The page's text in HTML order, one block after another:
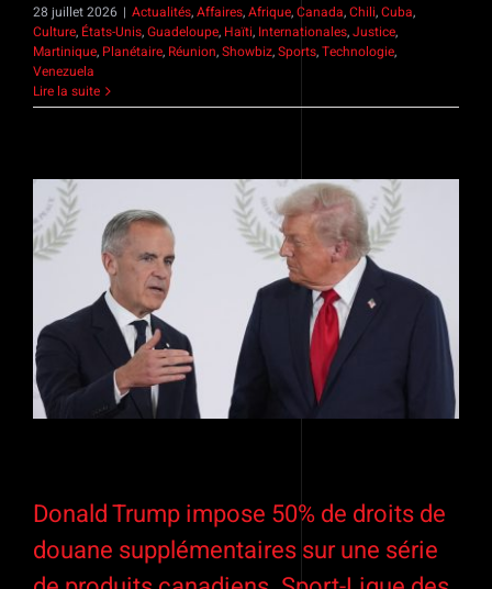
28 juillet 2026 | Actualités,Affaires,Afrique,Canada,Chili,Cuba,
Culture, États-Unis,Guadeloupe, Haïti, Internationales,Justice,
Martinique, Planétaire, Réunion,Showbiz,Sports,Technologie,
Venezuela
Lire la suite
Donald Trump impose 50% de droits de
douane supplémentaires sur une série